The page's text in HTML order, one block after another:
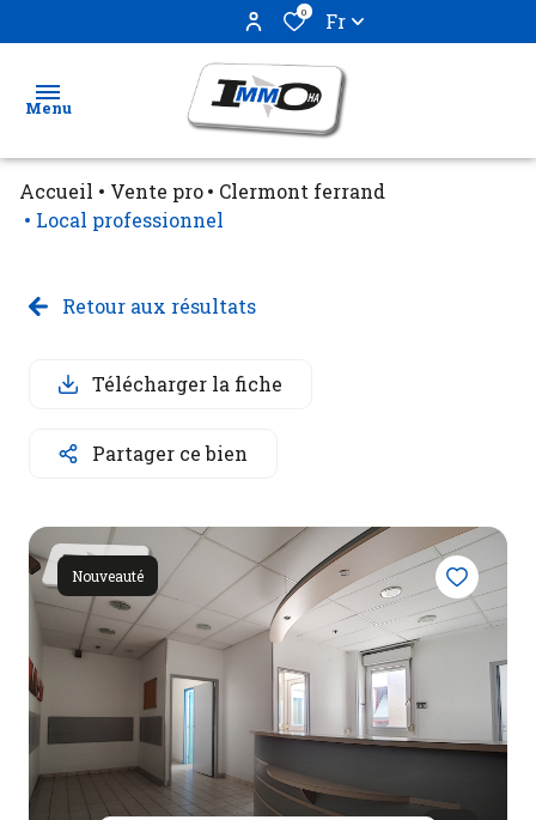
0 Fr
Menu
Ventes
vendus
Contact
Accueil Vente pro
Clermont ferrand
Local professionnel
Retour aux résultats
Télécharger la fiche
Partager ce bien
Nouveauté